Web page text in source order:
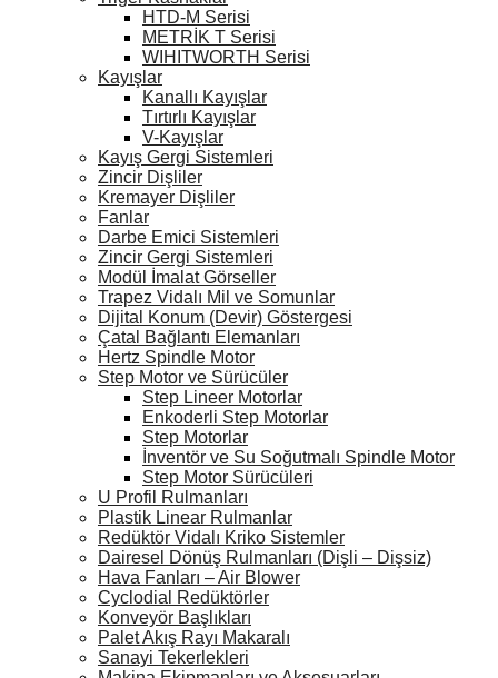
HTD-M Serisi
METRİK T Serisi
WIHITWORTH Serisi
Kayışlar
Kanallı Kayışlar
Tırtırlı Kayışlar
V-Kayışlar
Kayış Gergi Sistemleri
Zincir Dişliler
Kremayer Dişliler
Fanlar
Darbe Emici Sistemleri
Zincir Gergi Sistemleri
Modül İmalat Görseller
Trapez Vidalı Mil ve Somunlar
Dijital Konum (Devir) Göstergesi
Çatal Bağlantı Elemanları
Hertz Spindle Motor
Step Motor ve Sürücüler
Step Lineer Motorlar
Enkoderli Step Motorlar
Step Motorlar
İnventör ve Su Soğutmalı Spindle Motor
Step Motor Sürücüleri
U Profil Rulmanları
Plastik Linear Rulmanlar
Redüktör Vidalı Kriko Sistemler
Dairesel Dönüş Rulmanları (Dişli – Dişsiz)
Hava Fanları – Air Blower
Cyclodial Redüktörler
Konveyör Başlıkları
Palet Akış Rayı Makaralı
Sanayi Tekerlekleri